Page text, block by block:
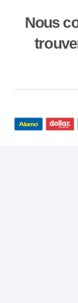
Nous